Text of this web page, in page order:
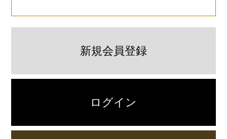
新規会員登録
ログイン